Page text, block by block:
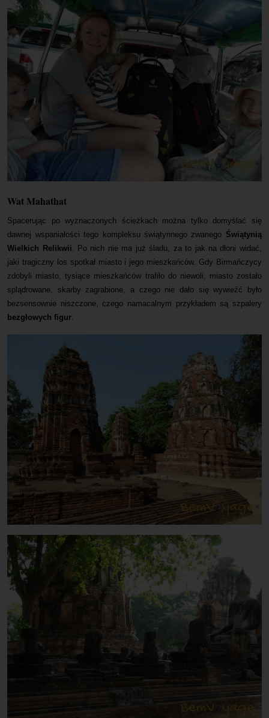
Wat Mahathat
Spacerując po wyznaczonych ścieżkach można tylko domyślać się
dawnej wspaniałości tego kompleksu świątynnego zwanego Świątynią
Wielkich Relikwii. Po nich nie ma już śladu, za to jak na dłoni widać,
jaki tragiczny los spotkał miasto i jego mieszkańców. Gdy Birmańczycy
zdobyli miasto, tysiące mieszkańców trafiło do niewoli, miasto zostało
splądrowane, skarby zagrabione, a czego nie dało się wywieźć było
bezsensownie niszczone, czego namacalnym przykładem są szpalery
bezgłowych figur.